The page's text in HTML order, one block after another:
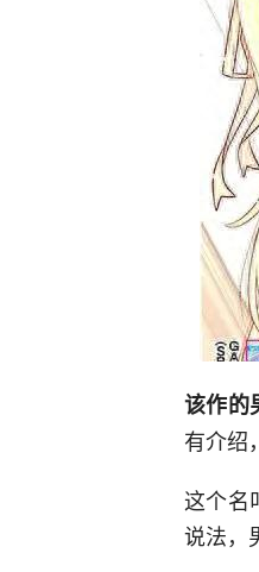
该作的
有介绍
这个名
说法，